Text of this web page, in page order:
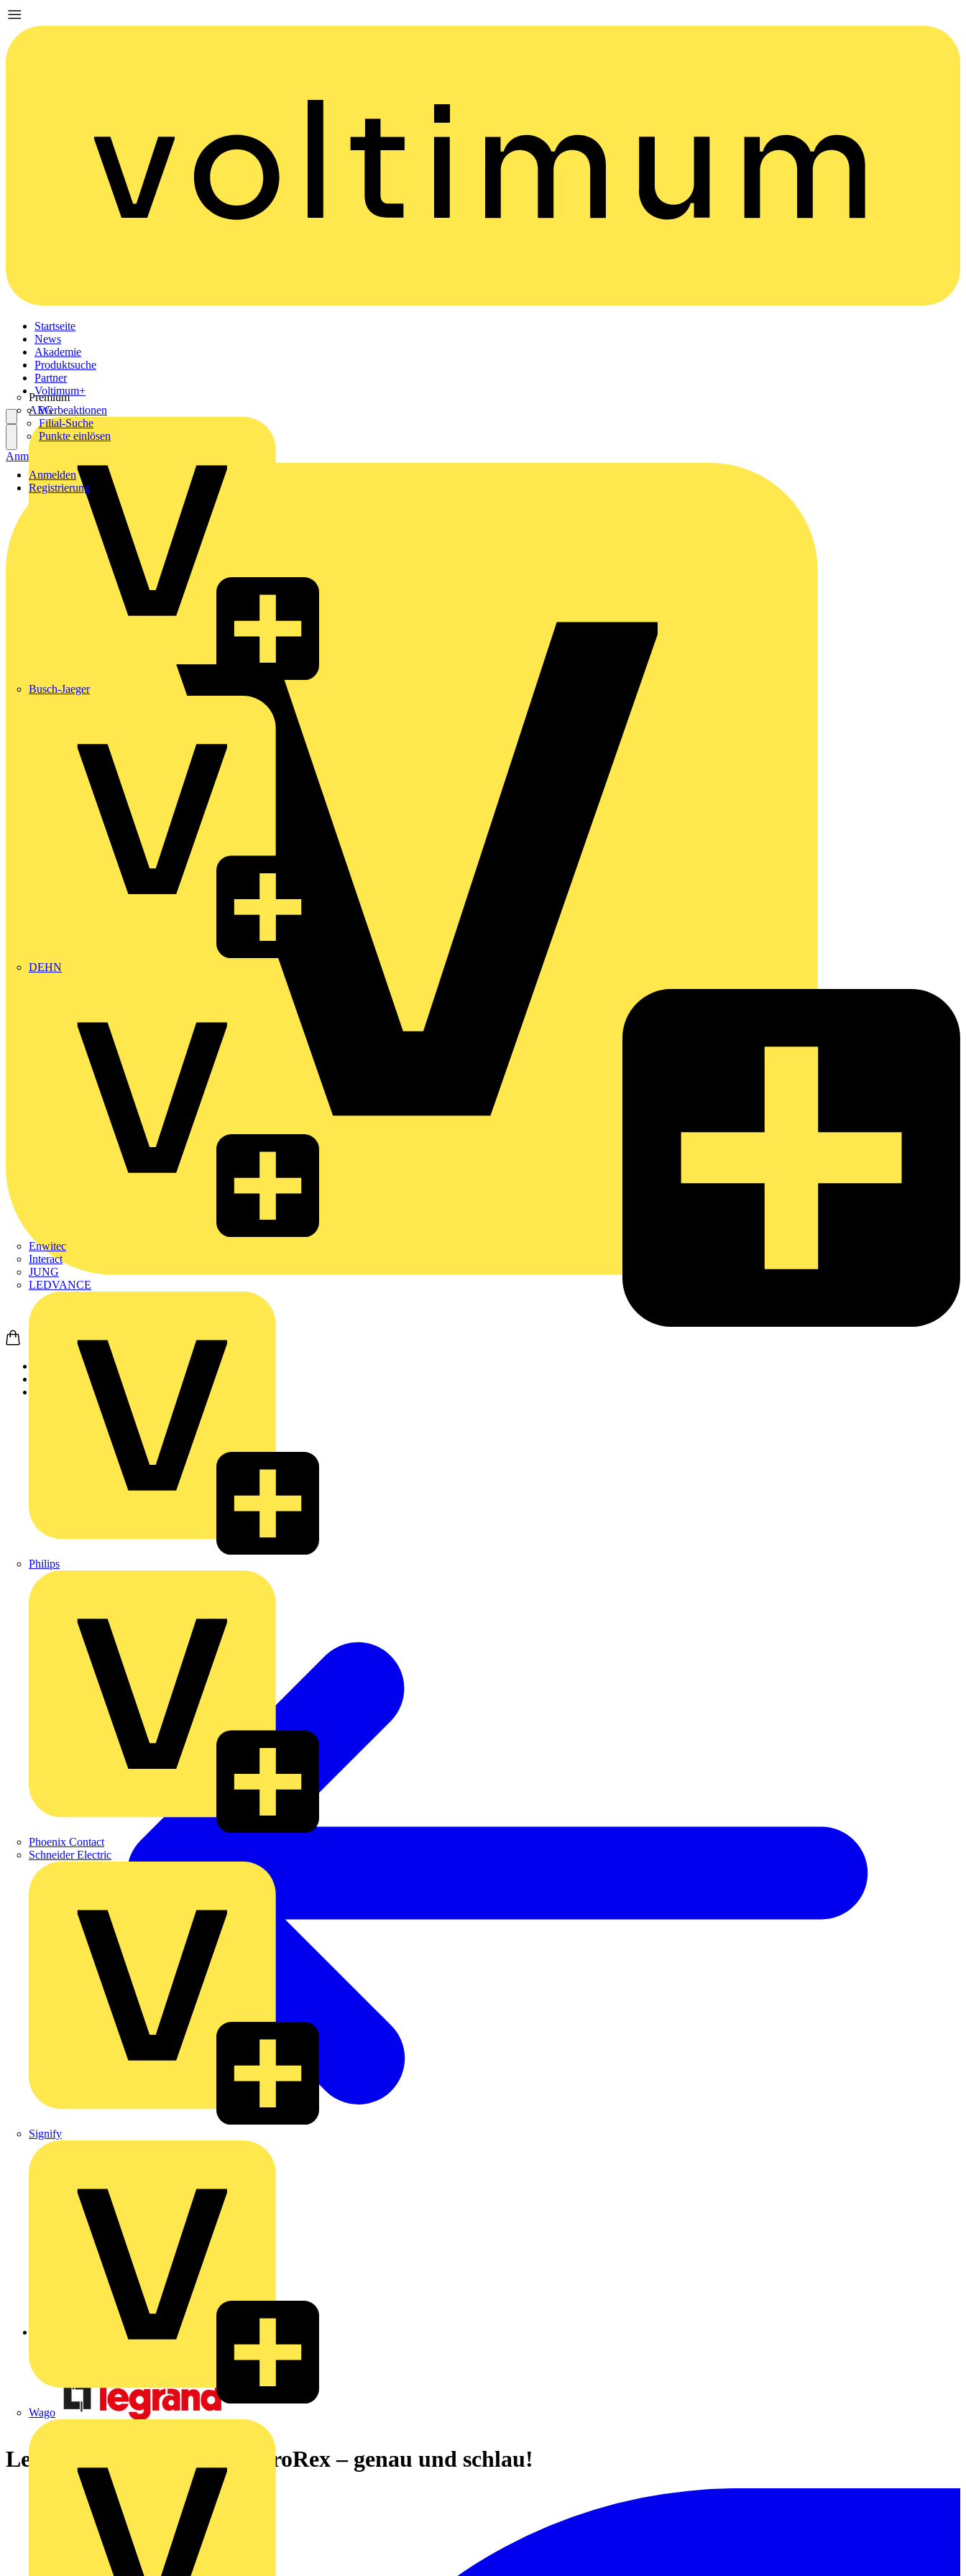
Startseite
News
Akademie
Produktsuche
Partner
Premium
AEG
Busch-Jaeger
DEHN
Enwitec
Interact
JUNG
LEDVANCE
Philips
Phoenix Contact
Schneider Electric
Signify
Wago
Voltimum+
Werbeaktionen
Filial-Suche
Punkte einlösen
Anmelden
Registrierung
Anmelden
Nachrichten
Legrand Zeitschaltuhr MicroRex – genau und schlau!